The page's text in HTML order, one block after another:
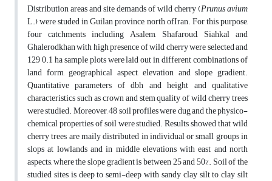
Distribution areas and site demands of wild cherry (Prunus avium
L.) were studed in Guilan province, north ofIran. For this purpose,
four catchments including Asalem, Shafaroud, Siahkal and
Ghalerodkhan with high presence of wild cherry were selected and
129 0.1 ha sample plots were laid out in different combinations of
land form, geographical aspect, elevation and slope gradient.
Quantitative parameters of dbh and height and qualitative
characteristics such as crown and stem quality of wild cherry trees
were studied. Moreover, 48 soil profiles were dug and the physico-
chemical properties of soil were studied. Results showed that wild
cherry trees are maily distributed in individual or small groups in
slops at lowlands and in middle elevations with east and north
aspects, where the slope gradient is between 25 and 50%. Soil of the
studied sites is deep to semi-deep with sandy clay silt to clay silt